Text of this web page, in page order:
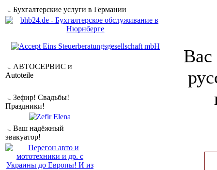
Бухгалтерские услуги в Германии
АВТОСЕРВИС и
Autoteile
Зефир! Свадьбы!
Праздники!
Ваш надёжный
эвакуатор!
Вас